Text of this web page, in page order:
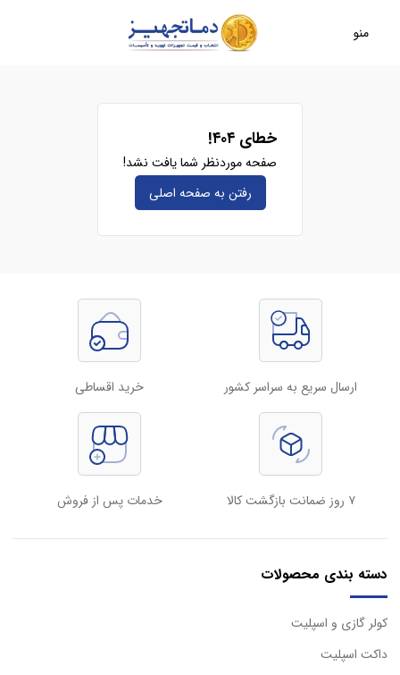
منو
خطای ۴۰۴!
صفحه موردنظر شما یافت نشد!
رفتن به صفحه‌ اصلی
ارسال سریع به سراسر کشور خرید اقساطی
۷ روز ضمانت بازگشت کالا خدمات پس از فروش
دسته بندی محصولات
كولر گازی و اسپليت
داكت اسپليت